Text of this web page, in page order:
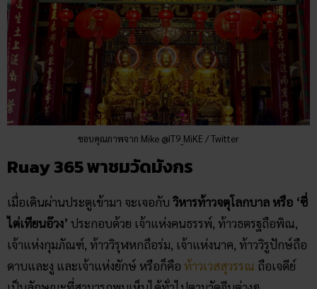
ขอบคุณภาพจาก Mike @IT9_MiKE / Twitter
Ruay 365 พาชมวัดมังกร
เมื่อเดินผ่านประตูเข้ามา จะเจอกับ วิหารท้าวจตุโลกบาล หรือ ‘ซี่
ไต่เทียนอ๊วง’ ประกอบด้วย เจ้าแห่งคนธรรพ์, ท้าวธตรฐถือพิณ,
เจ้าแห่งกุมภัณฑ์, ท้าววิรุฬหกถือร่ม, เจ้าแห่งนาค, ท้าววิรูปักษ์ถือ
ดาบและงู และเจ้าแห่งยักษ์ หรือก็คือ ท้าวเวสสุวรรณ ถือเจดีย์